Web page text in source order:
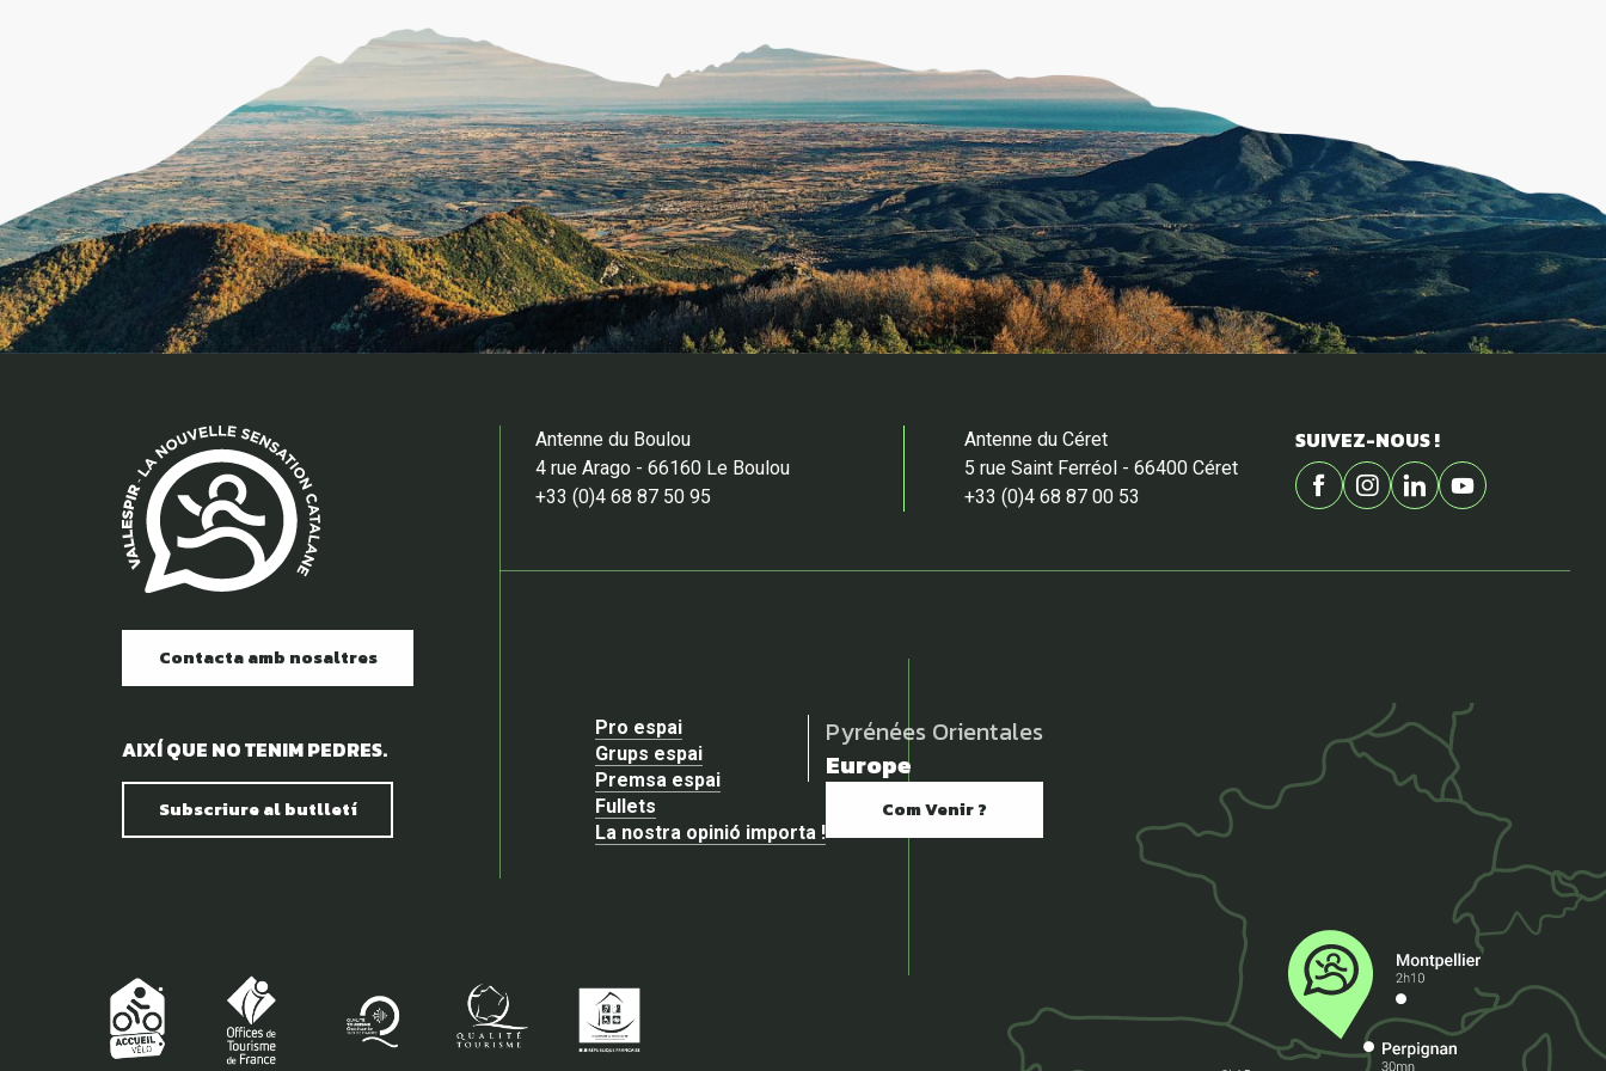
Contacta amb nosaltres
AIXÍ QUE NO TENIM PEDRES.
Subscriure al butlletí
Antenne du Boulou
4 rue Arago - 66160 Le Boulou
+33 (0)4 68 87 50 95
Antenne du Céret
5 rue Saint Ferréol - 66400 Céret
+33 (0)4 68 87 00 53
SUIVEZ-NOUS !
Pro espai
Grups espai
Premsa espai
Fullets
La nostra opinió importa !
Pyrénées Orientales
Europe
Com Venir ?